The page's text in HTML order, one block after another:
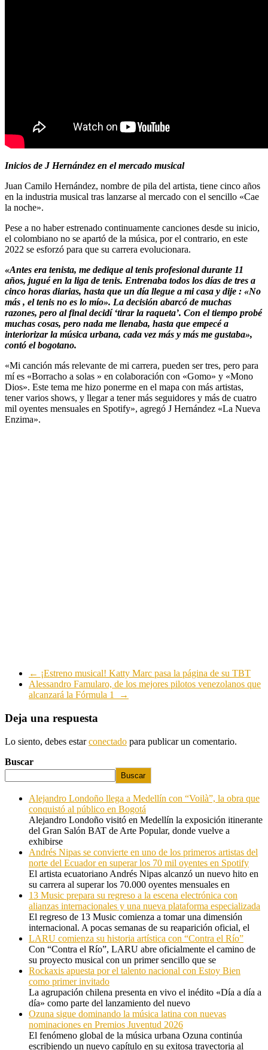
Inicios de J Hernández en el mercado musical
Juan Camilo Hernández, nombre de pila del artista, tiene cinco años
en la industria musical tras lanzarse al mercado con el sencillo «Cae
la noche».
Pese a no haber estrenado continuamente canciones desde su inicio,
el colombiano no se apartó de la música, por el contrario, en este
2022 se esforzó para que su carrera evolucionara.
«Antes era tenista, me dedique al tenis profesional durante 11
años, jugué en la liga de tenis. Entrenaba todos los días de tres a
cinco horas diarias, hasta que un día llegue a mi casa y dije : «No
más , el tenis no es lo mío». La decisión abarcó de muchas
razones, pero al final decidí ‘tirar la raqueta’. Con el tiempo probé
muchas cosas, pero nada me llenaba, hasta que empecé a
interiorizar la música urbana, cada vez más y más me gustaba»,
contó el bogotano.
«Mi canción más relevante de mi carrera, pueden ser tres, pero para
mí es «Borracho a solas » en colaboración con «Gomo» y «Mono
Dios». Este tema me hizo ponerme en el mapa con más artistas,
tener varios shows, y llegar a tener más seguidores y más de cuatro
mil oyentes mensuales en Spotify», agregó J Hernández «La Nueva
Enzima».
← ¡Estreno musical! Katty Marc pasa la página de su TBT
Alessandro Famularo, de los mejores pilotos venezolanos que
alcanzará la Fórmula 1
→
Deja una respuesta
Lo siento, debes estarconectado para publicar un comentario.
Buscar
Buscar
Alejandro Londoño llega a Medellín con “Voilà”, la obra que
conquistó al público en Bogotá
Alejandro Londoño visitó en Medellín la exposición itinerante
del Gran Salón BAT de Arte Popular, donde vuelve a
exhibirse
Andrés Nipas se convierte en uno de los primeros artistas del
norte del Ecuador en superar los 70 mil oyentes en Spotify
El artista ecuatoriano Andrés Nipas alcanzó un nuevo hito en
su carrera al superar los 70.000 oyentes mensuales en
13 Music prepara su regreso a la escena electrónica con
alianzas internacionales y una nueva plataforma especializada
El regreso de 13 Music comienza a tomar una dimensión
internacional. A pocas semanas de su reaparición oficial, el
LARU comienza su historia artística con “Contra el Río”
Con “Contra el Río”, LARU abre oficialmente el camino de
su proyecto musical con un primer sencillo que se
Rockaxis apuesta por el talento nacional con Estoy Bien
como primer invitado
La agrupación chilena presenta en vivo el inédito «Día a día a
día» como parte del lanzamiento del nuevo
Ozuna sigue dominando la música latina con nuevas
nominaciones en Premios Juventud 2026
El fenómeno global de la música urbana Ozuna continúa
escribiendo un nuevo capítulo en su exitosa trayectoria al